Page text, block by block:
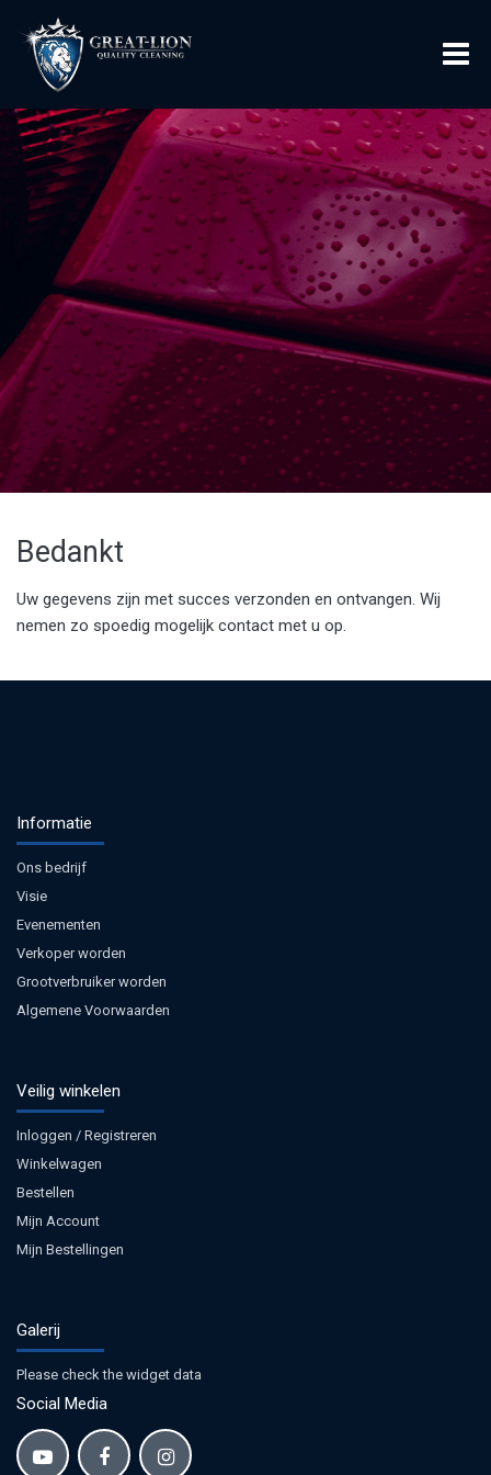
Bedankt
Uw gegevens zijn met succes verzonden en ontvangen. Wij
nemen zo spoedig mogelijk contact met u op.
Informatie
Ons bedrijf
Visie
Evenementen
Verkoper worden
Grootverbruiker worden
Algemene Voorwaarden
Veilig winkelen
Inloggen / Registreren
Winkelwagen
Bestellen
Mijn Account
Mijn Bestellingen
Galerij
Please check the widget data
Social Media